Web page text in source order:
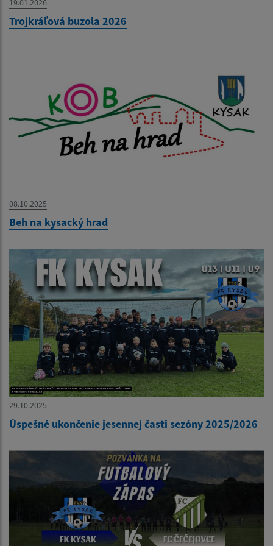
Trojkráľová buzola 2026
08.10.2025
Beh na kysacký hrad
29.10.2025
Úspešné ukončenie jesennej časti sezóny 2025/2026